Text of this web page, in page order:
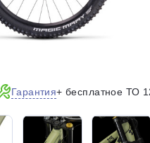
Гарантия+ бесплатное ТО
Оплачивайте
25% картой